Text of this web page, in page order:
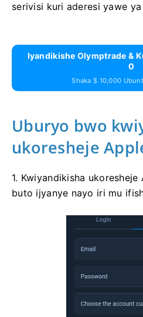
serivisi kuri aderesi yawe
Iyandikishe Olymptrade &
0
Shaka $ 10,000
Uburyo bwo
ukoresheje
1. Kwiyandikisha
buto ijyanye nayo iri mu